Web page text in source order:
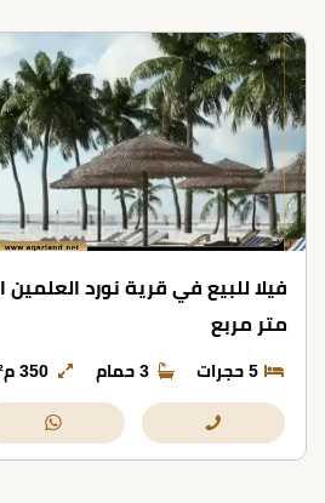
متر مربع
5 حجرات 3 حمام 350 م²